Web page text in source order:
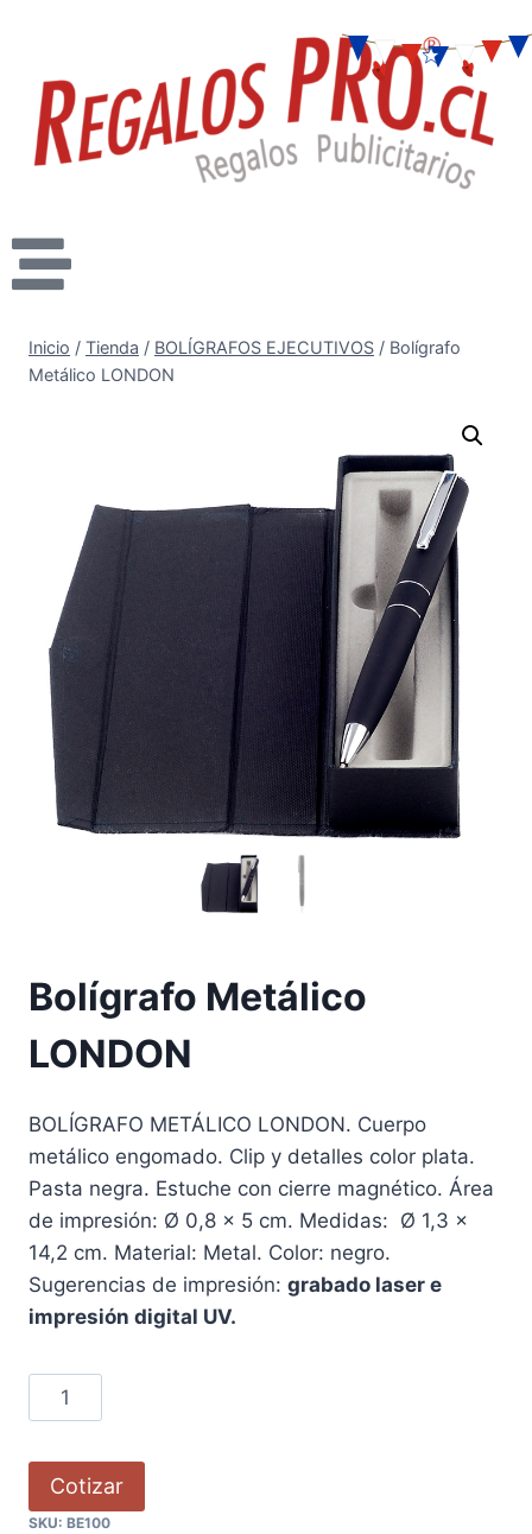
Inicio / Tienda / BOLÍGRAFOS EJECUTIVOS / Bolígrafo
Metálico LONDON
Bolígrafo Metálico
LONDON
BOLÍGRAFO METÁLICO LONDON. Cuerpo
metálico engomado. Clip y detalles color plata.
Pasta negra. Estuche con cierre magnético. Área
de impresión: Ø 0,8 x 5 cm. Medidas: Ø 1,3 x
14,2 cm. Material: Metal. Color: negro.
Sugerencias de impresión: grabado laser e
impresión digital UV.
Cotizar
SKU: BE100